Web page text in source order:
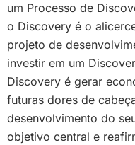
um Processo de
o Discovery é o
projeto de
investir em um
Discovery é gerar
futuras dores de
desenvolvimento do
objetivo central e